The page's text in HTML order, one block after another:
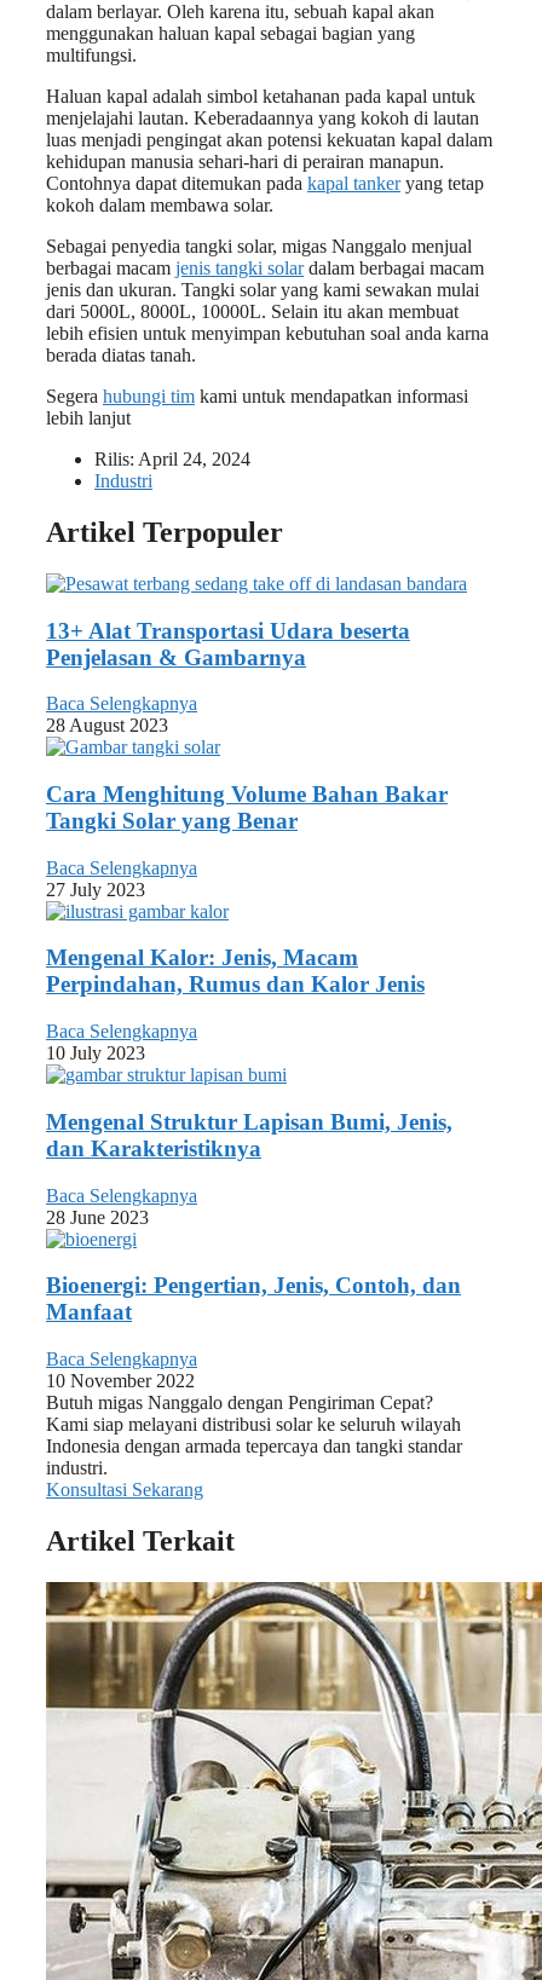
dalam berlayar. Oleh karena itu, sebuah kapal akan
menggunakan haluan kapal sebagai bagian yang
multifungsi.
Haluan kapal adalah simbol ketahanan pada kapal untuk
menjelajahi lautan. Keberadaannya yang kokoh di lautan
luas menjadi pengingat akan potensi kekuatan kapal dalam
kehidupan manusia sehari-hari di perairan manapun.
Contohnya dapat ditemukan pada kapal tankeryang tetap
kokoh dalam membawa solar.
Sebagai penyedia tangki solar, migas Nanggalo menjual
berbagai macam jenis tangki solardalam berbagai macam
jenis dan ukuran. Tangki solar yang kami sewakan mulai
dari 5000L, 8000L, 10000L. Selain itu akan membuat
lebih efisien untuk menyimpan kebutuhan soal anda karna
berada diatas tanah.
Segera hubungi tim kami untuk mendapatkan informasi
lebih lanjut
Rilis: April 24, 2024
Industri
Artikel Terpopuler
13+ Alat Transportasi Udara beserta
Penjelasan & Gambarnya
Baca Selengkapnya
28 August 2023
Cara Menghitung Volume Bahan Bakar
Tangki Solar yang Benar
Baca Selengkapnya
27 July 2023
Mengenal Kalor: Jenis, Macam
Perpindahan, Rumus dan Kalor Jenis
Baca Selengkapnya
10 July 2023
Mengenal Struktur Lapisan Bumi, Jenis,
dan Karakteristiknya
Baca Selengkapnya
28 June 2023
Bioenergi: Pengertian, Jenis, Contoh, dan
Manfaat
Baca Selengkapnya
10 November 2022
Butuh migas Nanggalo dengan Pengiriman Cepat?
Kami siap melayani distribusi solar ke seluruh wilayah
Indonesia dengan armada tepercaya dan tangki standar
industri.
Konsultasi Sekarang
Artikel Terkait